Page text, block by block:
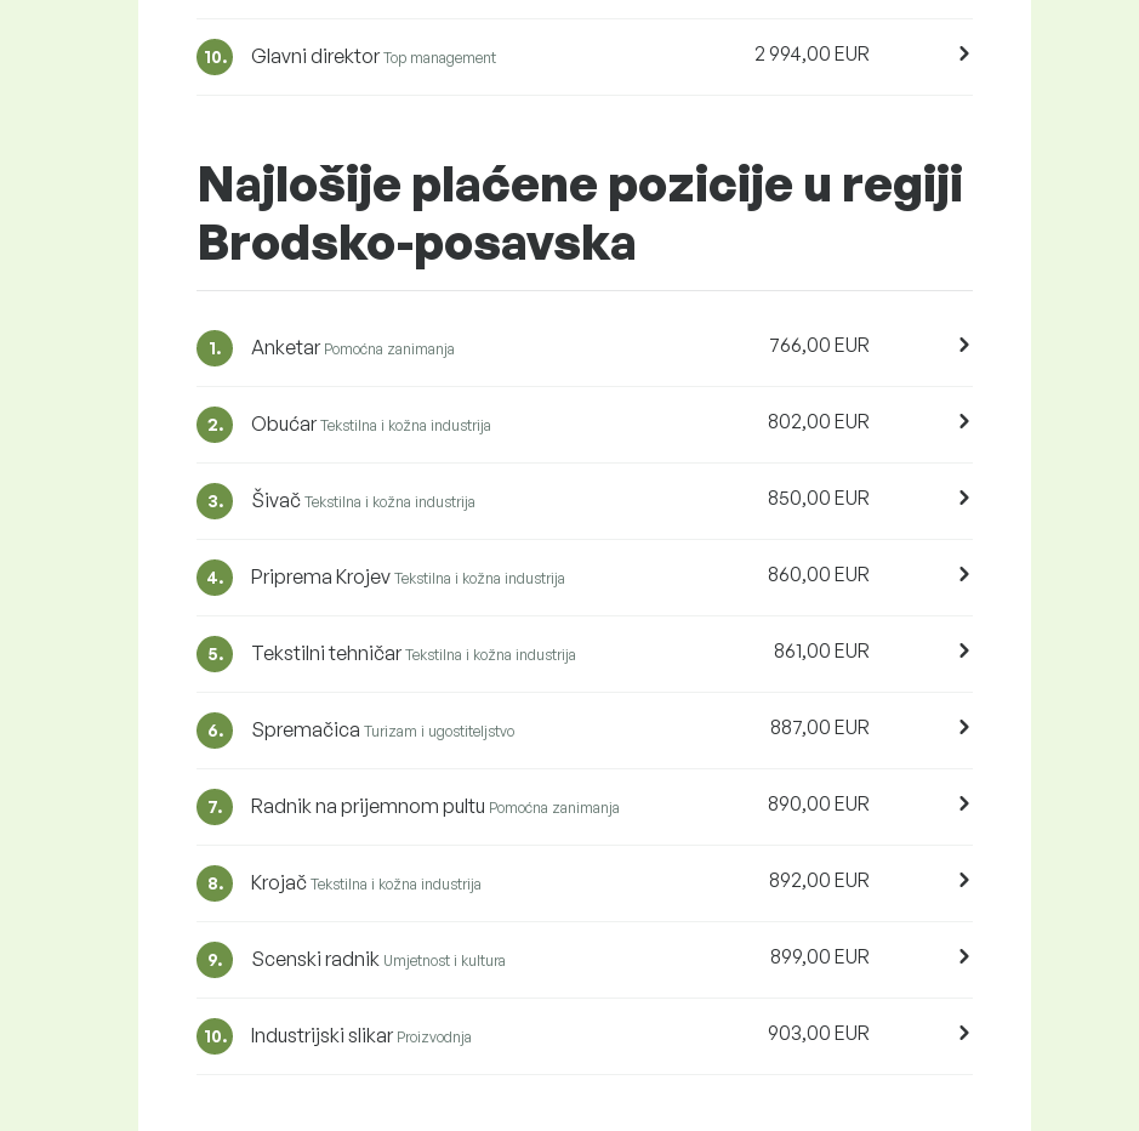
10. Glavni direktor Top management 2 994,00 EUR
Najlošije plaćene pozicije u regiji
Brodsko-posavska
1. Anketar Pomoćna zanimanja 766,00 EUR
2. Obućar Tekstilna i kožna industrija 802,00 EUR
3. Šivač Tekstilna i kožna industrija 850,00 EUR
4. Priprema Krojev Tekstilna i kožna industrija 860,00 EUR
5. Tekstilni tehničar Tekstilna i kožna industrija 861,00 EUR
6. Spremačica Turizam i ugostiteljstvo 887,00 EUR
7. Radnik na prijemnom pultu Pomoćna zanimanja 890,00 EUR
8. Krojač Tekstilna i kožna industrija 892,00 EUR
9. Scenski radnik Umjetnost i kultura 899,00 EUR
10. Industrijski slikar Proizvodnja 903,00 EUR